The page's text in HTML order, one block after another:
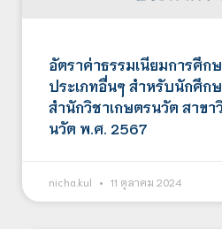
อัตราค่าธรรมเนียมการศึกษ
ประเภทอื่นๆ สำหรับนักศึ
สำนักวิชาเกษตรนวัต สาขา
นวัต พ.ศ. 2567
nicha.kul 11 ตุลาคม 2024